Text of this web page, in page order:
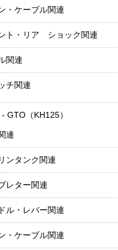
・ケーブル関連
ト・リア ショック関連
関連
チ関連
GTO（KH125）
連
ンタンク関連
レター関連
ル・レバー関連
・ケーブル関連